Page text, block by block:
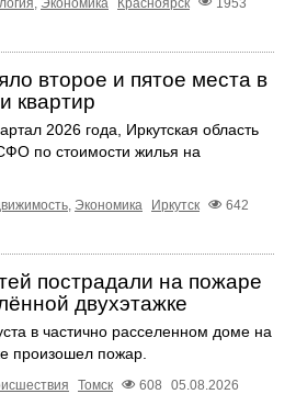
второе и пятое места в
квартир
2026 года, Иркутская область
по стоимости жилья на
Экономика Иркутск
642
пострадали на пожаре
двухэтажке
в частично расселенном доме на
произошел пожар.
Томск 608 05.08.2026